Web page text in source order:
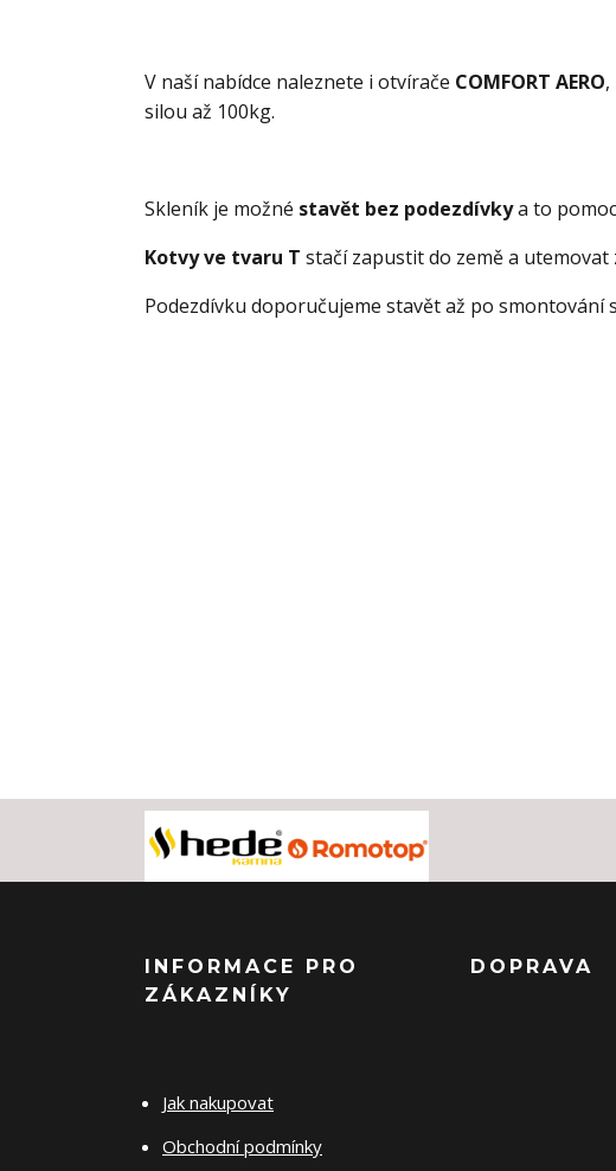
V naší nabídce naleznete i otvírače COMFORT AERO
silou až 100kg.
Skleník je možné stavět bez podezdívkya to
Kotvy ve tvaru T stačí zapustit do země a
Podezdívku doporučujeme stavět až po smontování
INFORMACE PRO
ZÁKAZNÍKY
Jak nakupovat
Obchodní podmínky
DOPRAVA